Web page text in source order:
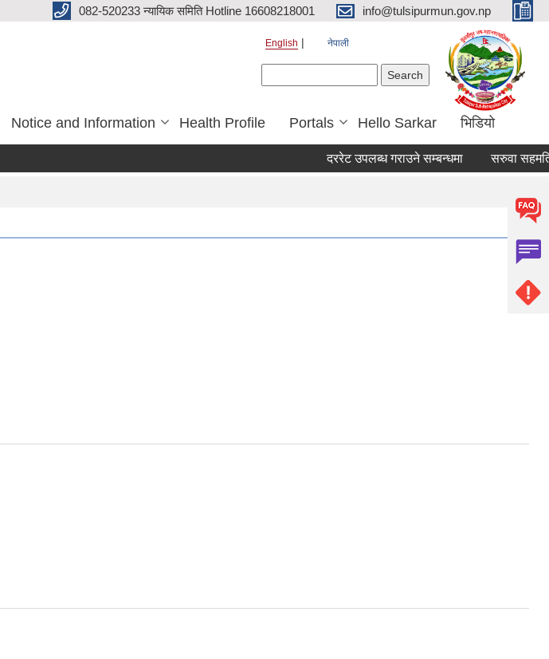
082-520233 न्यायिक समिति Hotline 16608218001 info@tulsipurmun.gov.np
English नेपाली
Notice and Information Health Profile Portals Hello Sarkar भिडियो
दररेट उपलब्ध गराउने सम्बन्धमा सरुवा सहमतिका